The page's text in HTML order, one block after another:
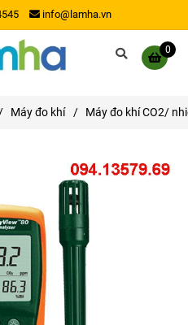
info@lamha.vn
0
Máy đo khí / Máy đo khí CO2/